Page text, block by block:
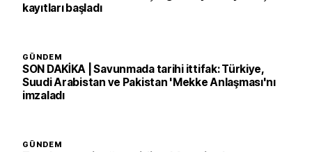
kayıtları başladı
GÜNDEM
SON DAKİKA | Savunmada tarihi ittifak: Türkiye,
Suudi Arabistan ve Pakistan 'Mekke Anlaşması'nı
imzaladı
GÜNDEM